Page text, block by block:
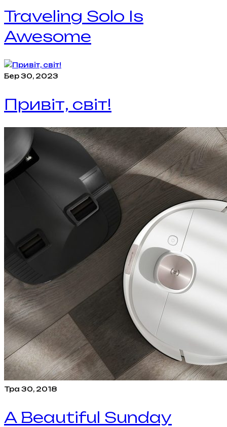
Traveling Solo Is
Awesome
Бер 30, 2023
Привіт, світ!
Тра 30, 2018
A Beautiful Sunday